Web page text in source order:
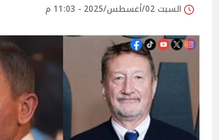
السبت 02/أغسطس/2025 - 11:03 م